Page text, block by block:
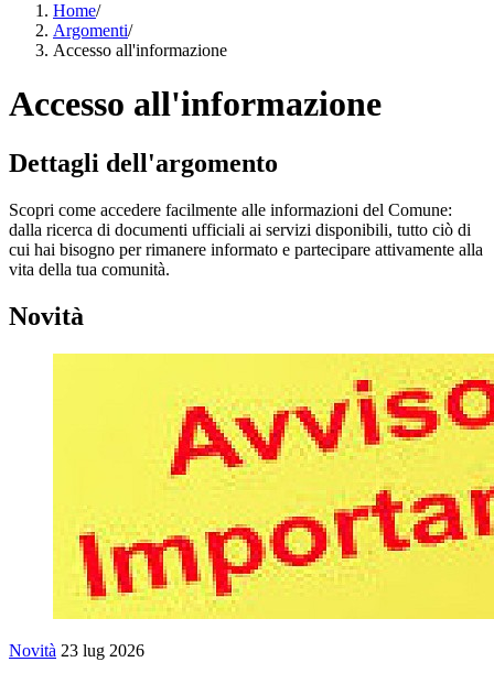
Home/
Argomenti/
Accesso all'informazione
Accesso all'informazione
Dettagli dell'argomento
Scopri come accedere facilmente alle informazioni del Comune:
dalla ricerca di documenti ufficiali ai servizi disponibili, tutto ciò di
cui hai bisogno per rimanere informato e partecipare attivamente alla
vita della tua comunità.
Novità
Novità 23 lug 2026